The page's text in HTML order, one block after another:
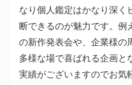
なり個人鑑定はかなり深く
断できるのが魅力です。例
の新作発表会や、企業様の
多様な場で喜ばれる企画と
実績がございますのでお気